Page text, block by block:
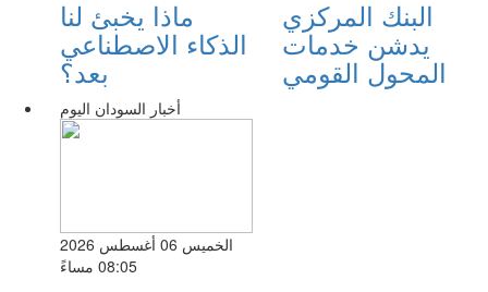
ماذا يخبئ لنا
الذكاء الاصطناعي
بعد؟
البنك المركزي
يدشن خدمات
المحول القومي
أخبار السودان اليوم
الخميس 06 أغسطس 2026
08:05 مساءً